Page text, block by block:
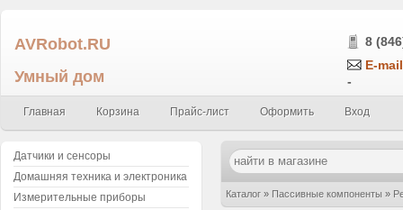
AVRobot.RU
Умный дом
8
E-
-
Главная Корзина Прайс-лист Оформить Вход
Каталог » Пассивные компоненты »
Датчики и сенсоры
Домашняя техника и электроника
Измерительные приборы